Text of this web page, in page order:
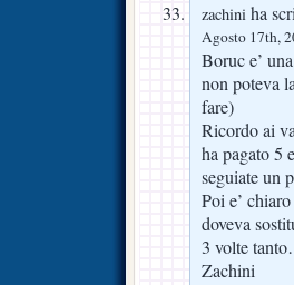
zachini ha
Agosto 17th,
Boruc e’
non poteva
fare)
Ricordo ai
ha pagato 5
seguiate un
Poi e’
doveva
3 volte
Zachini